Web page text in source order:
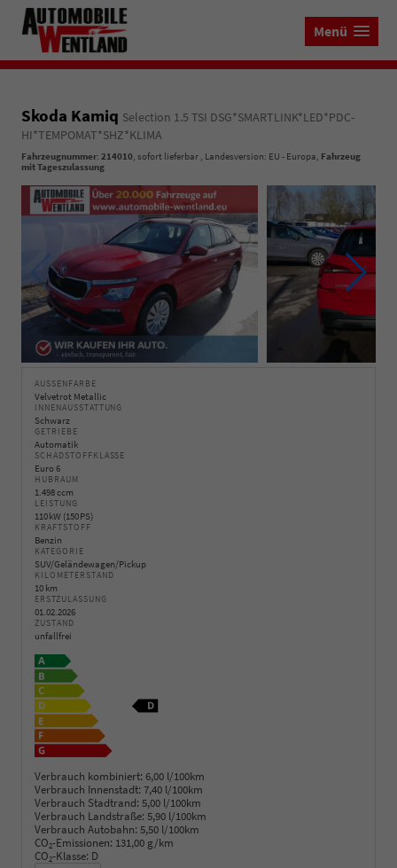
Menü
Skoda Kamiq Selection 1.5 TSI DSG*SMARTLINK*LED*PDC-
HI*TEMPOMAT*SHZ*KLIMA
Fahrzeugnummer: 214010, sofort lieferbar , Landesversion: EU - Europa, Fahrzeug
mit Tageszulassung
AUSSENFARBE
Velvetrot Metallic
INNENAUSSTATTUNG
Schwarz
GETRIEBE
Automatik
SCHADSTOFFKLASSE
Euro 6
HUBRAUM
1.498 ccm
LEISTUNG
110 kW (150 PS)
KRAFTSTOFF
Benzin
KATEGORIE
SUV/Geländewagen/Pickup
KILOMETERSTAND
10 km
ERSTZULASSUNG
01.02.2026
ZUSTAND
unfallfrei
Verbrauch kombiniert: 6,00 l/100km
Verbrauch Innenstadt: 7,40 l/100km
Verbrauch Stadtrand: 5,00 l/100km
Verbrauch Landstraße: 5,90 l/100km
Verbrauch Autobahn: 5,50 l/100km
CO2-Emissionen: 131,00 g/km
CO2-Klasse: D